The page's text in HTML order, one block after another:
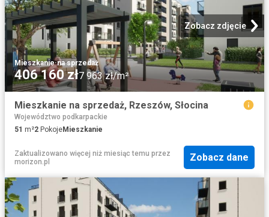
Zobacz zdjęcie
Mieszkanie·na sprzedaż
406 160 zł7 963 zł/m²
Mieszkanie na sprzedaż, Rzeszów, Słocina
Województwo podkarpackie
51 m²2 PokojeMieszkanie
Zaktualizowano więcej niż miesiąc temu przez
morizon.pl
Zobacz dane